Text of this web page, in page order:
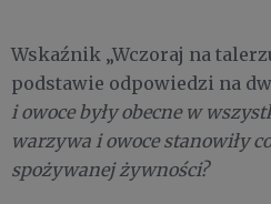
Wskaźnik „Wczoraj na
podstawie odpowiedzi na
i owoce były obecne w
warzywa i owoce stanowiły
spożywanej żywności?